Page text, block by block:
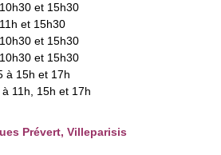
et 15h30
et 15h30
et 15h30
et 15h30
à 15h et 17h
11h, 15h et 17h
Prévert, Villeparisis